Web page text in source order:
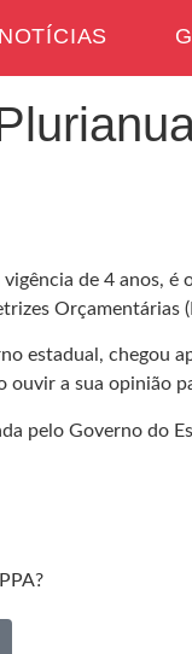
NOTÍCIAS
de 4 anos,
Orçamentárias
estadual, chegou
a sua opinião
pelo Governo do